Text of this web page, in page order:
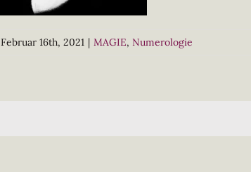
Februar 16th, 2021 | MAGIE, Numerologie